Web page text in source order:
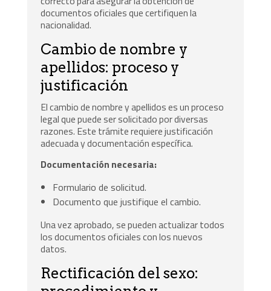
documentos oficiales que certifiquen la
nacionalidad.
Cambio de nombre y
apellidos: proceso y
justificación
El cambio de nombre y apellidos es un proceso
legal que puede ser solicitado por diversas
razones. Este trámite requiere justificación
adecuada y documentación específica.
Documentación necesaria:
Formulario de solicitud.
Documento que justifique el cambio.
Una vez aprobado, se pueden actualizar todos
los documentos oficiales con los nuevos
datos.
Rectificación del sexo: